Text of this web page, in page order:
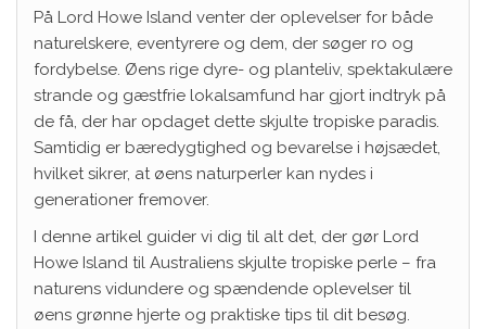
På Lord Howe Island venter der oplevelser for både
naturelskere, eventyrere og dem, der søger ro og
fordybelse. Øens rige dyre- og planteliv, spektakulære
strande og gæstfrie lokalsamfund har gjort indtryk på
de få, der har opdaget dette skjulte tropiske paradis.
Samtidig er bæredygtighed og bevarelse i højsædet,
hvilket sikrer, at øens naturperler kan nydes i
generationer fremover.
I denne artikel guider vi dig til alt det, der gør Lord
Howe Island til Australiens skjulte tropiske perle – fra
naturens vidundere og spændende oplevelser til
øens grønne hjerte og praktiske tips til dit besøg.